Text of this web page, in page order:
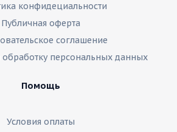
конфидециальности
Публичная оферта
соглашение
персональных данных
Помощь
Условия оплаты